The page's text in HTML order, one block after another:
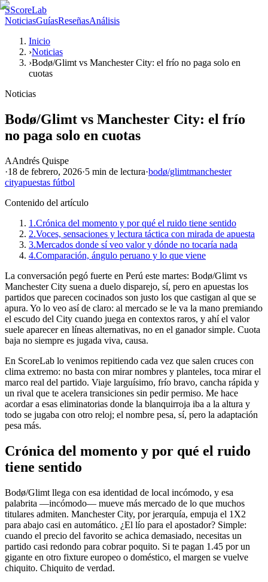
SScoreLab
NoticiasGuíasReseñasAnálisis
Inicio
›Noticias
›Bodø/Glimt vs Manchester City: el frío no paga solo en
cuotas
Noticias
Bodø/Glimt vs Manchester City: el frío
no paga solo en cuotas
AAndrés Quispe
·18 de febrero, 2026·5 min de lectura·bodø/glimtmanchester
cityapuestas fútbol
Contenido del artículo
1.Crónica del momento y por qué el ruido tiene sentido
2.Voces, sensaciones y lectura táctica con mirada de apuesta
3.Mercados donde sí veo valor y dónde no tocaría nada
4.Comparación, ángulo peruano y lo que viene
La conversación pegó fuerte en Perú este martes: Bodø/Glimt vs
Manchester City suena a duelo disparejo, sí, pero en apuestas los
partidos que parecen cocinados son justo los que castigan al que se
apura. Yo lo veo así de claro: al mercado se le va la mano premiando
el escudo del City cuando juega en contextos raros, y ahí el valor
suele aparecer en líneas alternativas, no en el ganador simple. Cuota
baja no siempre es jugada viva, causa.
En ScoreLab lo venimos repitiendo cada vez que salen cruces con
clima extremo: no basta con mirar nombres y planteles, toca mirar el
marco real del partido. Viaje larguísimo, frío bravo, cancha rápida y
un rival que te acelera transiciones sin pedir permiso. Me hace
acordar a esas eliminatorias donde la blanquirroja iba a la altura y
todo se jugaba con otro reloj; el nombre pesa, sí, pero la adaptación
pesa más.
Crónica del momento y por qué el ruido
tiene sentido
Bodø/Glimt llega con esa identidad de local incómodo, y esa
palabrita —incómodo— mueve más mercado de lo que muchos
titulares admiten. Manchester City, por jerarquía, empuja el 1X2
para abajo casi en automático. ¿El lío para el apostador? Simple:
cuando el precio del favorito se achica demasiado, necesitas un
partido casi redondo para cobrar poquito. Si te pagan 1.45 por un
gigante en otro fixture europeo o doméstico, el margen se vuelve
chiquito. Chiquito de verdad.